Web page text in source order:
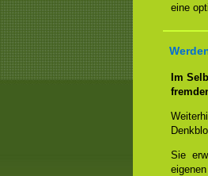
eine
Im
Sie